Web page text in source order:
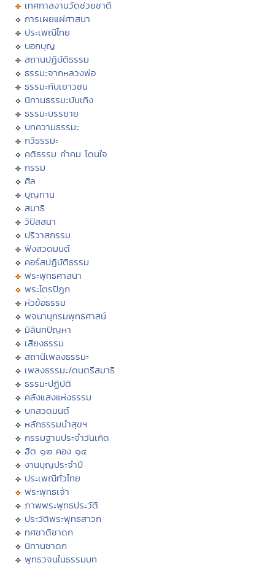
เทศกาลงานวัดช่วยชาติ
การเผยแผ่ศาสนา
ประเพณีไทย
บอกบุญ
สถานปฏิบัติธรรม
ธรรมะจากหลวงพ่อ
ธรรมะกับเยาวชน
นิทานธรรมะบันเทิง
ธรรมะบรรยาย
บทความธรรมะ
กวีธรรมะ
คติธรรม คำคม โดนใจ
กรรม
ศีล
บุญทาน
สมาธิ
วิปัสสนา
ปริวาสกรรม
ฟังสวดมนต์
คอร์สปฏิบัติธรรม
พระพุทธศาสนา
พระไตรปิฏก
หัวข้อธรรม
พจนานุกรมพุทธศาสน์
มิลินทปัญหา
เสียงธรรม
สถานีเพลงธรรมะ
เพลงธรรมะ/ดนตรีสมาธิ
ธรรมะปฏิบัติ
คลังแสงแห่งธรรม
บทสวดมนต์
หลักธรรมนำสุขฯ
กรรมฐานประจำวันเกิด
ฮีต ๑๒ คอง ๑๔
งานบุญประจำปี
ประเพณีทั่วไทย
พระพุทธเจ้า
ภาพพระพุทธประวัติ
ประวัติพระพุทธสาวก
ทศชาติชาดก
นิทานชาดก
พุทธวจนในธรรมบท